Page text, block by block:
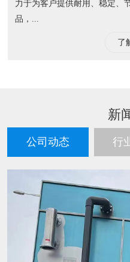
力于为客户提供耐用、稳定、
品，...
了
新
公司动态 行